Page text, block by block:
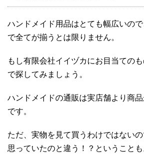
ハンドメイド用品はとても幅広いの
で全てが揃うとは限りません。
もし有限会社イイヅカにお目当ての
で探してみましょう。
ハンドメイドの通販は実店舗より商
です。
ただ、実物を見て買うわけではない
思っていたのと違う！？ということも